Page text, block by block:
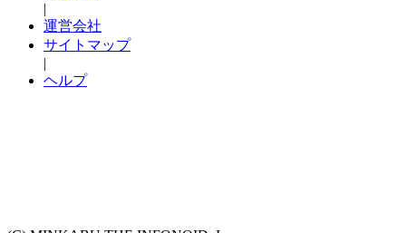
|
運営会社
サイトマップ
|
ヘルプ